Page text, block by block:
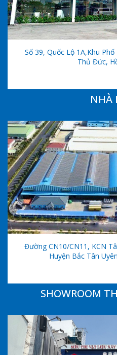
Số 39, Quốc Lộ 1A,khu
Thủ Đức,
NHÀ
Đường CN10/CN11, KCN
Huyện Bắc Tân
SHOWROOM